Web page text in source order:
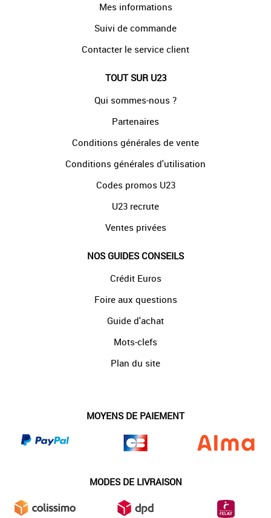
Mes informations
Suivi de commande
Contacter le service client
TOUT SUR U23
Qui sommes-nous ?
Partenaires
Conditions générales de vente
Conditions générales d'utilisation
Codes promos U23
U23 recrute
Ventes privées
NOS GUIDES CONSEILS
Crédit Euros
Foire aux questions
Guide d'achat
Mots-clefs
Plan du site
MOYENS DE PAIEMENT
MODES DE LIVRAISON